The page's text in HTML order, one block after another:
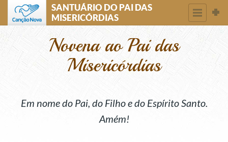
SANTUÁRIO DO PAI DAS
MISERICÓRDIAS
Novena ao Pai das
Misericórdias
Em nome do Pai, do Filho e do Espírito Santo.
Amém!